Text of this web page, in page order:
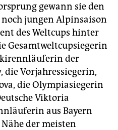
gewann sie den
jungen Alpinsaison
des Weltcups hinter
Gesamtweltcupsiegerin
der
die Vorjahressiegerin,
die Olympiasiegerin
Viktoria
aus Bayern
der meisten